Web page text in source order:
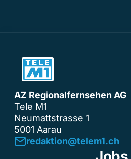
AZ Regionalfernsehen AG
Tele M1
Neumattstrasse 1
5001 Aarau
redaktion@telem1.ch